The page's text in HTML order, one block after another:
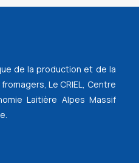
de la production et de la
Le CRIEL, Centre
Laitière Alpes Massif